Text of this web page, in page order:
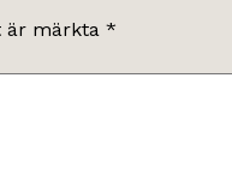
är märkta *